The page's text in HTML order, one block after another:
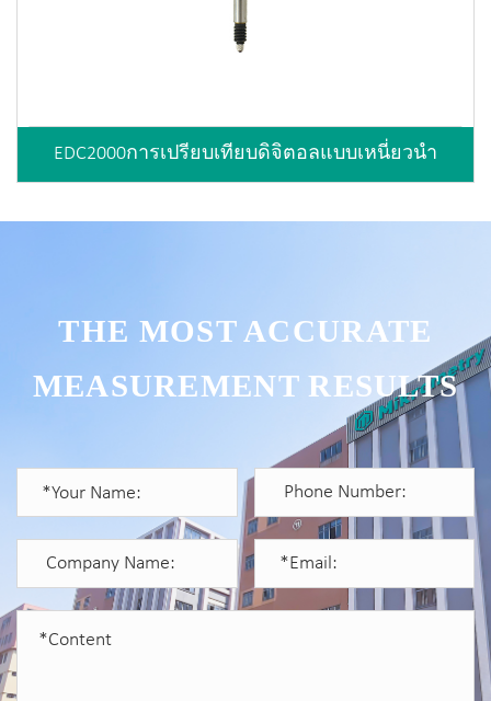
EDC2000การเปรียบเทียบดิจิตอลแบบเหนี่ยวนำ
THE MOST ACCURATE
MEASUREMENT RESULTS